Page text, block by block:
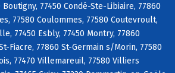
77450 Condé-Ste-Libiaire, 77860
77580 Coulommes, 77580 Coutevroult,
77450 Esbly, 77450 Montry, 77860
Fiacre, 77860 St-Germain s/Morin, 77580
77470 Villemareuil, 77580 Villiers